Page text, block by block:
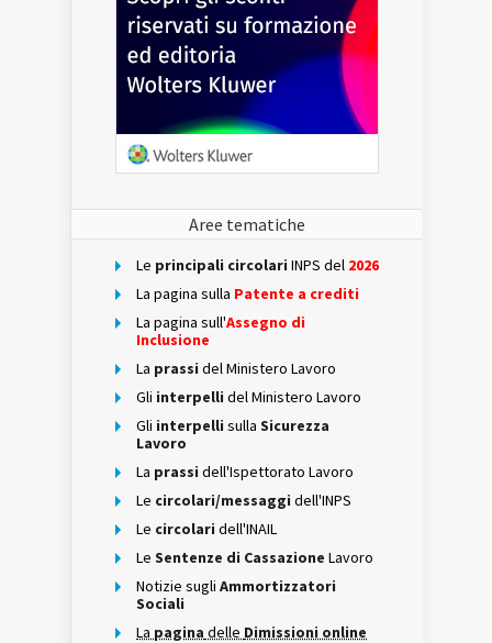
Aree tematiche
Le principali circolari INPS del 2026
La pagina sulla Patente a crediti
La pagina sull'Assegno di
Inclusione
La prassi del Ministero Lavoro
Gli interpelli del Ministero Lavoro
Gli interpelli sulla Sicurezza
Lavoro
La prassi dell'Ispettorato Lavoro
Le circolari/messaggi dell'INPS
Le circolari dell'INAIL
Le Sentenze di Cassazione Lavoro
Notizie sugli Ammortizzatori
Sociali
La pagina delle Dimissioni online